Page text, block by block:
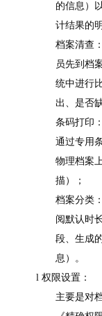
的信息）
计结果的
档案清查
员先到档
统中进行
出、是否
条码打印
通过专用
物理档案
描）；
档案分类
阅默认时
段、生成
息）。
l 权限设置：
主要是对